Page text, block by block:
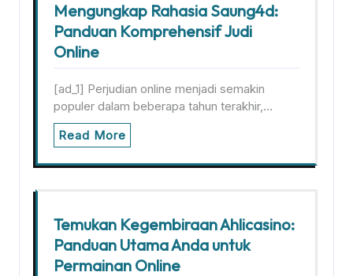
Mengungkap Rahasia Saung4d:
Panduan Komprehensif Judi
Online
[ad_1] Perjudian online menjadi semakin
populer dalam beberapa tahun terakhir,…
Read More
Temukan Kegembiraan Ahlicasino:
Panduan Utama Anda untuk
Permainan Online